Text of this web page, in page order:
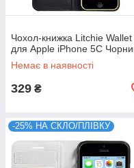
Чохол-книжка Litchie Wallet
для Apple iPhone 5C
Немає в наявності
329 ₴
-25% НА СКЛО/ПЛІВКУ